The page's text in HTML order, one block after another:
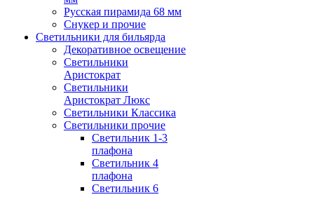
Русская пирамида 68 мм
Снукер и прочие
Светильники для бильярда
Декоративное освещение
Светильники
Аристократ
Светильники
Аристократ Люкс
Светильники Классика
Светильники прочие
Светильник 1-3
плафона
Светильник 4
плафона
Светильник 6